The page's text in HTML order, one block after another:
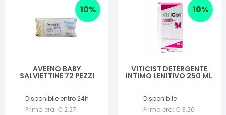
10%
AVEENO BABY
SALVIETTINE 72 PEZZI
Disponibile entro 24h
Prima era: €2.27
10%
VITICIST DETERGENTE
INTIMO LENITIVO 250 ML
Disponibile
Prima era: €3.26